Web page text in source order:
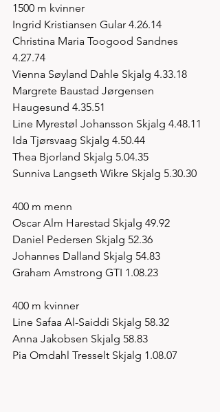
1500 m kvinner
Ingrid Kristiansen Gular 4.26.14
Christina Maria Toogood Sandnes
4.27.74
Vienna Søyland Dahle Skjalg 4.33.18
Margrete Baustad Jørgensen
Haugesund 4.35.51
Line Myrestøl Johansson Skjalg 4.48.11
Ida Tjørsvaag Skjalg 4.50.44
Thea Bjorland Skjalg 5.04.35
Sunniva Langseth Wikre Skjalg 5.30.30
400 m menn
Oscar Alm Harestad Skjalg 49.92
Daniel Pedersen Skjalg 52.36
Johannes Dalland Skjalg 54.83
Graham Amstrong GTI 1.08.23
400 m kvinner
Line Safaa Al-Saiddi Skjalg 58.32
Anna Jakobsen Skjalg 58.83
Pia Omdahl Tresselt Skjalg 1.08.07